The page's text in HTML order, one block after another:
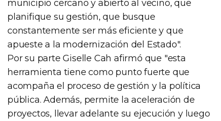
municipio cercano y abierto al vecino, que
planifique su gestión, que busque
constantemente ser más eficiente y que
apueste a la modernización del Estado".
Por su parte Giselle Cah afirmó que "esta
herramienta tiene como punto fuerte que
acompaña el proceso de gestión y la política
pública. Además, permite la aceleración de
proyectos, llevar adelante su ejecución y luego